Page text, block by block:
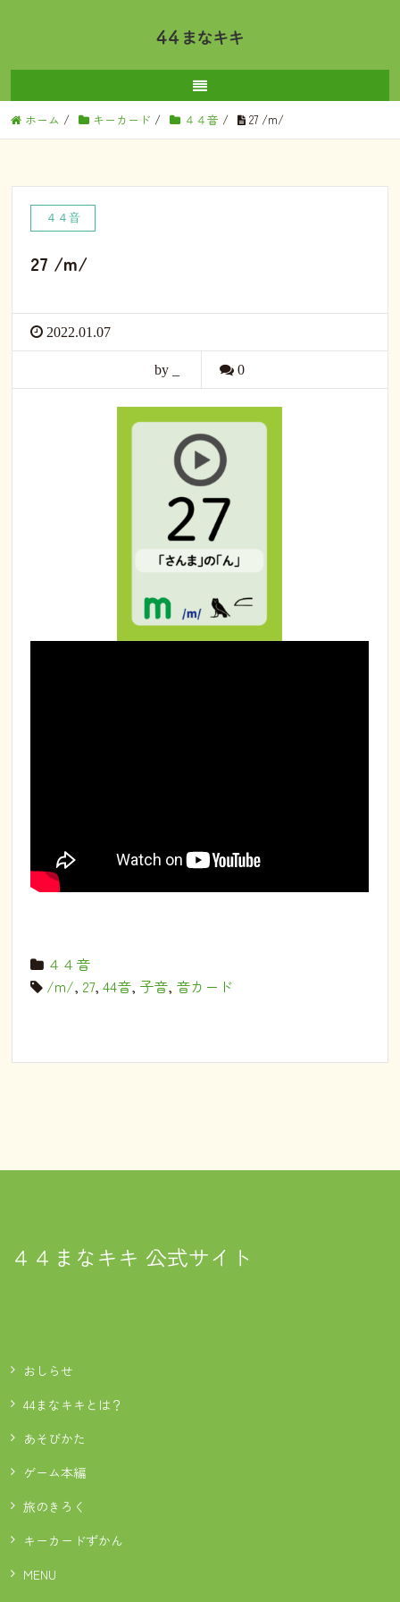
ホーム / キーカード / ４４音 / 27 /m/
４４音
27 /m/
2022.01.07
by _ 0
４４音
/m/, 27,44音, 子音, 音カード
４４まなキキ 公式サイト
おしらせ
44まなキキとは？
あそびかた
ゲーム本編
旅のきろく
キーカードずかん
MENU